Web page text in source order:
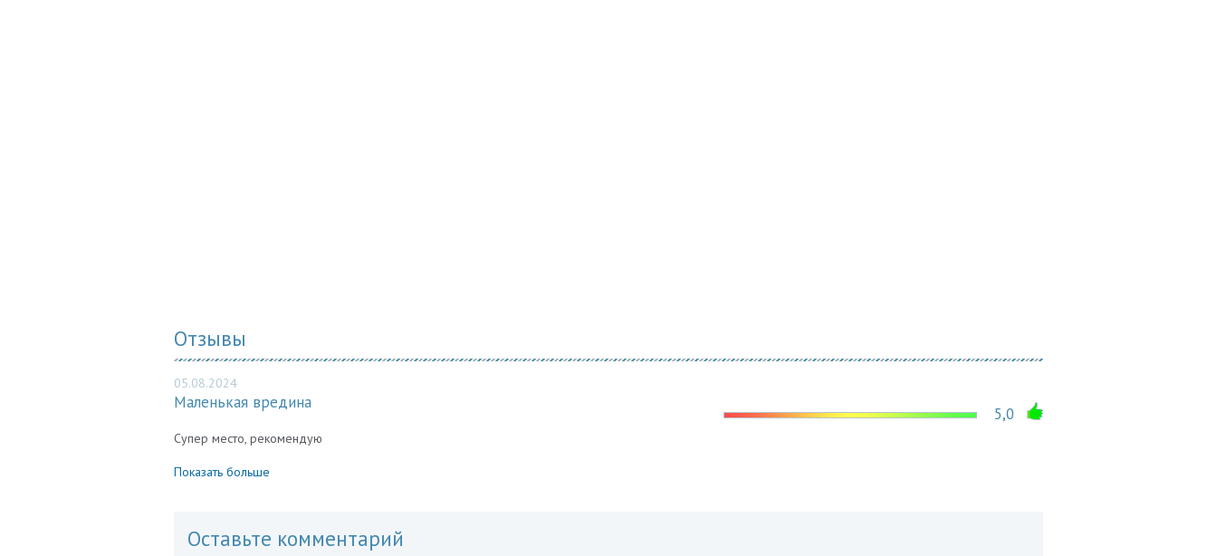
Отзывы
05.08.2024
Маленькая вредина
5,0
Супер место, рекомендую
Показать больше
Оставьте комментарий